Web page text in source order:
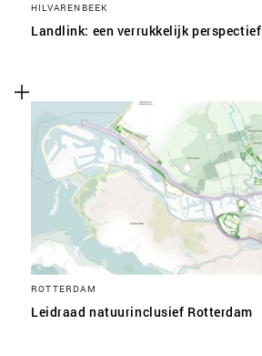
HILVARENBEEK
Landlink: een verrukkelijk perspectief
ROTTERDAM
Leidraad natuurinclusief Rotterdam